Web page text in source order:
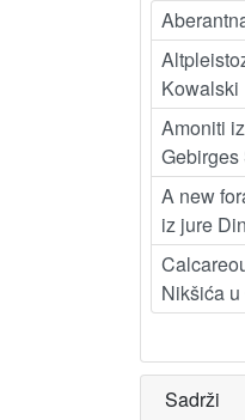
Kowalski
Amoniti
A new
iz jure
Nikšića
Sadrži